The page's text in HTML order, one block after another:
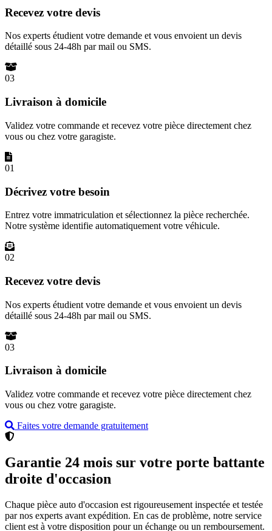
Recevez votre devis
Nos experts étudient votre demande et vous envoient un devis
détaillé sous 24-48h par mail ou SMS.
03
Livraison à domicile
Validez votre commande et recevez votre pièce directement chez
vous ou chez votre garagiste.
01
Décrivez votre besoin
Entrez votre immatriculation et sélectionnez la pièce recherchée.
Notre système identifie automatiquement votre véhicule.
02
Recevez votre devis
Nos experts étudient votre demande et vous envoient un devis
détaillé sous 24-48h par mail ou SMS.
03
Livraison à domicile
Validez votre commande et recevez votre pièce directement chez
vous ou chez votre garagiste.
Faites votre demande gratuitement
Garantie 24 mois sur votre porte battante
droite d'occasion
Chaque pièce auto d'occasion est rigoureusement inspectée et testée
par nos experts avant expédition. En cas de problème, notre service
client est à votre disposition pour un échange ou un remboursement.